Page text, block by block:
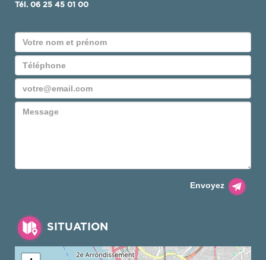
Tél. 06 25 45 01 00
Envoyez
SITUATION